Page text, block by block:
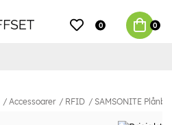
0 0
Accessoarer RFID SAMSONITE